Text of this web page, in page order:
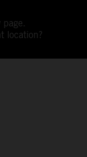
location?